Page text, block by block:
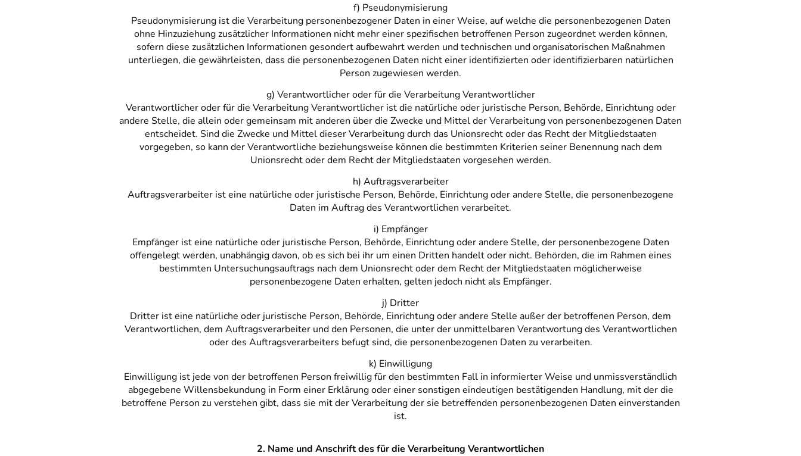
f) Pseudonymisierung
Pseudonymisierung ist die Verarbeitung personenbezogener Daten in einer Weise, auf welche die personenbezogenen Daten
ohne Hinzuziehung zusätzlicher Informationen nicht mehr einer spezifischen betroffenen Person zugeordnet werden können,
sofern diese zusätzlichen Informationen gesondert aufbewahrt werden und technischen und organisatorischen Maßnahmen
unterliegen, die gewährleisten, dass die personenbezogenen Daten nicht einer identifizierten oder identifizierbaren natürlichen
Person zugewiesen werden.
g) Verantwortlicher oder für die Verarbeitung Verantwortlicher
Verantwortlicher oder für die Verarbeitung Verantwortlicher ist die natürliche oder juristische Person, Behörde, Einrichtung oder
andere Stelle, die allein oder gemeinsam mit anderen über die Zwecke und Mittel der Verarbeitung von personenbezogenen Daten
entscheidet. Sind die Zwecke und Mittel dieser Verarbeitung durch das Unionsrecht oder das Recht der Mitgliedstaaten
vorgegeben, so kann der Verantwortliche beziehungsweise können die bestimmten Kriterien seiner Benennung nach dem
Unionsrecht oder dem Recht der Mitgliedstaaten vorgesehen werden.
h) Auftragsverarbeiter
Auftragsverarbeiter ist eine natürliche oder juristische Person, Behörde, Einrichtung oder andere Stelle, die personenbezogene
Daten im Auftrag des Verantwortlichen verarbeitet.
i) Empfänger
Empfänger ist eine natürliche oder juristische Person, Behörde, Einrichtung oder andere Stelle, der personenbezogene Daten
offengelegt werden, unabhängig davon, ob es sich bei ihr um einen Dritten handelt oder nicht. Behörden, die im Rahmen eines
bestimmten Untersuchungsauftrags nach dem Unionsrecht oder dem Recht der Mitgliedstaaten möglicherweise
personenbezogene Daten erhalten, gelten jedoch nicht als Empfänger.
j) Dritter
Dritter ist eine natürliche oder juristische Person, Behörde, Einrichtung oder andere Stelle außer der betroffenen Person, dem
Verantwortlichen, dem Auftragsverarbeiter und den Personen, die unter der unmittelbaren Verantwortung des Verantwortlichen
oder des Auftragsverarbeiters befugt sind, die personenbezogenen Daten zu verarbeiten.
k) Einwilligung
Einwilligung ist jede von der betroffenen Person freiwillig für den bestimmten Fall in informierter Weise und unmissverständlich
abgegebene Willensbekundung in Form einer Erklärung oder einer sonstigen eindeutigen bestätigenden Handlung, mit der die
betroffene Person zu verstehen gibt, dass sie mit der Verarbeitung der sie betreffenden personenbezogenen Daten einverstanden
ist.
2. Name und Anschrift des für die Verarbeitung Verantwortlichen